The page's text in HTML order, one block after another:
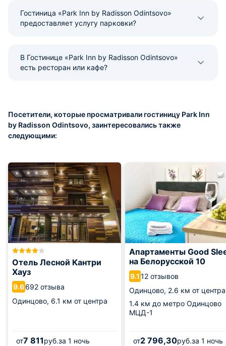
Гостиница «Park Inn by Radisson Odintsovo»
предоставляет услугу парковки?
В Гостинице «Park Inn by Radisson Odintsovo»
есть ресторан или кафе?
Посетители, которые просматривали гостиницу Park Inn
by Radisson Odintsovo, заинтересовались также
следующими:
Отель Лесной Кантри
Хауз
9.6692 отзыва
Одинцово, 6.1 км от центра
от7 811руб.за 1 ночь
Апартаменты Good
на Белорусской 10
9.112 отзывов
Одинцово, 2.6 км от центра
1.4 км до метро Одинцово
МЦД-1
от2 796,30руб.за 1 ночь